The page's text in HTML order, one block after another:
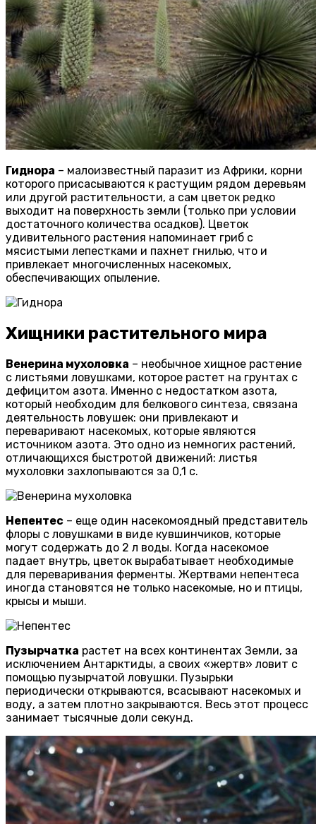
Гиднора – малоизвестный паразит из Африки, корни
которого присасываются к растущим рядом деревьям
или другой растительности, а сам цветок редко
выходит на поверхность земли (только при условии
достаточного количества осадков). Цветок
удивительного растения напоминает гриб с
мясистыми лепестками и пахнет гнилью, что и
привлекает многочисленных насекомых,
обеспечивающих опыление.
Хищники растительного мира
Венерина мухоловка – необычное хищное растение
с листьями ловушками, которое растет на грунтах с
дефицитом азота. Именно с недостатком азота,
который необходим для белкового синтеза, связана
деятельность ловушек: они привлекают и
переваривают насекомых, которые являются
источником азота. Это одно из немногих растений,
отличающихся быстротой движений: листья
мухоловки захлопываются за 0,1 с.
Непентес – еще один насекомоядный представитель
флоры с ловушками в виде кувшинчиков, которые
могут содержать до 2 л воды. Когда насекомое
падает внутрь, цветок вырабатывает необходимые
для переваривания ферменты. Жертвами непентеса
иногда становятся не только насекомые, но и птицы,
крысы и мыши.
Пузырчатка растет на всех континентах Земли, за
исключением Антарктиды, а своих «жертв» ловит с
помощью пузырчатой ловушки. Пузырьки
периодически открываются, всасывают насекомых и
воду, а затем плотно закрываются. Весь этот процесс
занимает тысячные доли секунд.